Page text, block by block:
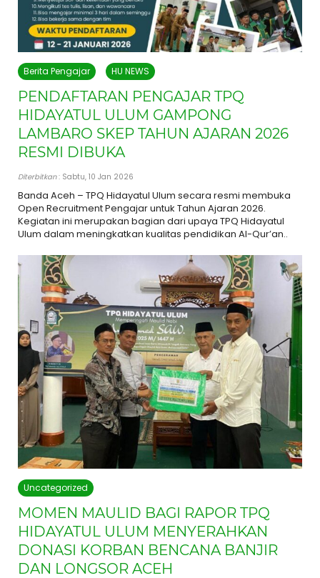
Berita Pengajar HU NEWS
PENDAFTARAN PENGAJAR TPQ
HIDAYATUL ULUM GAMPONG
LAMBARO SKEP TAHUN AJARAN 2026
RESMI DIBUKA
Diterbitkan: Sabtu, 10 Jan 2026
Banda Aceh – TPQ Hidayatul Ulum secara resmi membuka
Open Recruitment Pengajar untuk Tahun Ajaran 2026.
Kegiatan ini merupakan bagian dari upaya TPQ Hidayatul
Ulum dalam meningkatkan kualitas pendidikan Al-Qur’an..
Uncategorized
MOMEN MAULID BAGI RAPOR TPQ
HIDAYATUL ULUM MENYERAHKAN
DONASI KORBAN BENCANA BANJIR
DAN LONGSOR ACEH